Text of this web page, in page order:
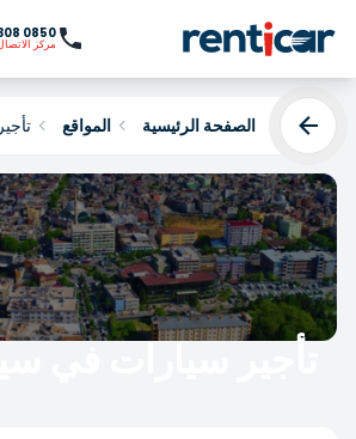
0850 308 0 308
مركز
الصفحة الرئيسية المواقع
تأجير سيارات في